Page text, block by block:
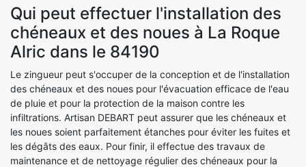
Qui peut effectuer l'installation des
chéneaux et des noues à La Roque
Alric dans le 84190
Le zingueur peut s'occuper de la conception et de l'installation
des chéneaux et des noues pour l'évacuation efficace de l'eau
de pluie et pour la protection de la maison contre les
infiltrations. Artisan DEBART peut assurer que les chéneaux et
les noues soient parfaitement étanches pour éviter les fuites et
les dégâts des eaux. Pour finir, il effectue des travaux de
maintenance et de nettoyage régulier des chéneaux pour la